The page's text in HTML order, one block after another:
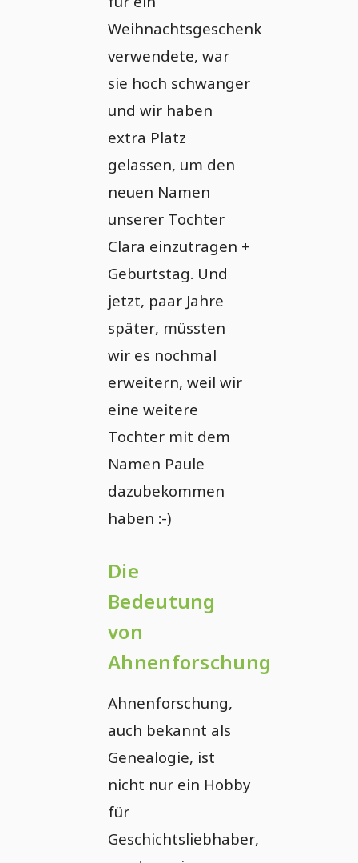
Weihnachtsgeschenk
verwendete, war
sie hoch schwanger
und wir haben
extra Platz
gelassen, um den
neuen Namen
unserer Tochter
Clara einzutragen +
Geburtstag. Und
jetzt, paar Jahre
später, müssten
wir es nochmal
erweitern, weil wir
eine weitere
Tochter mit dem
Namen Paule
dazubekommen
haben :-)
Die
Bedeutung
von
Ahnenforschung
Ahnenforschung,
auch bekannt als
Genealogie, ist
nicht nur ein Hobby
für
Geschichtsliebhaber,